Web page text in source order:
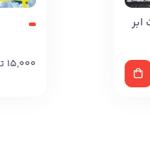
15,000